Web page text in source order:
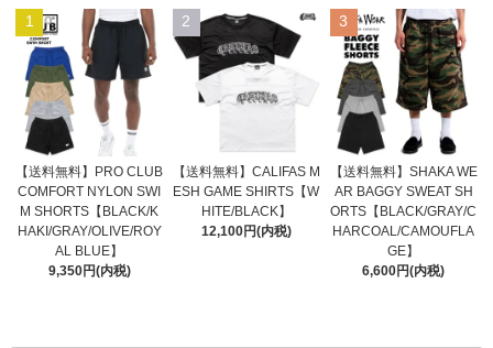
1
【送料無料】PRO CLUB
COMFORT NYLON SWI
M SHORTS【BLACK/K
HAKI/GRAY/OLIVE/ROY
AL BLUE】
9,350円(内税)
2
【送料無料】CALIFAS M
ESH GAME SHIRTS【W
HITE/BLACK】
12,100円(内税)
3
【送料無料】SHAKA WE
AR BAGGY SWEAT SH
ORTS【BLACK/GRAY/C
HARCOAL/CAMOUFLA
GE】
6,600円(内税)